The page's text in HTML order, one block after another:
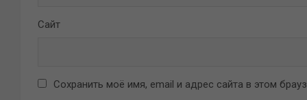
Сайт
Сохранить моё имя, email и адрес сайта в этом